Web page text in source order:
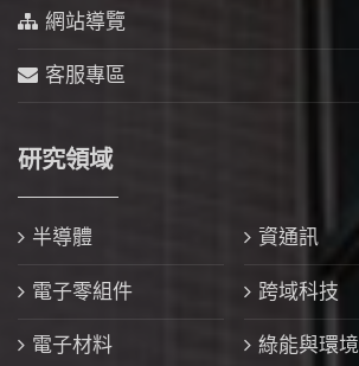
網站導覽
客服專區
研究領域
半導體 資通訊
電子零組件 跨域科技
電子材料 綠能與環境